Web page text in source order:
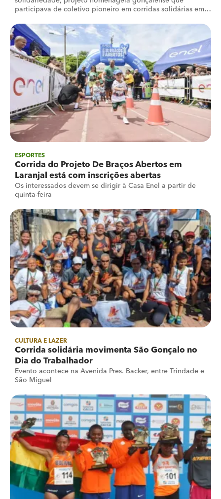
participava de coletivo pioneiro em corridas solidárias em
ESPORTES
Corrida do Projeto De Braços Abertos em
Laranjal está com inscrições abertas
Os interessados devem se dirigir à Casa Enel a partir de
quinta-feira
CULTURA E LAZER
Corrida solidária movimenta São Gonçalo no
Dia do Trabalhador
Evento acontece na Avenida Pres. Backer, entre Trindade e
São Miguel